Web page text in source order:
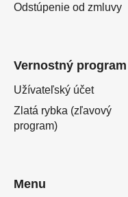
Odstúpenie od zmluvy
Vernostný program
Užívateľský účet
Zlatá rybka (zľavový
program)
Menu